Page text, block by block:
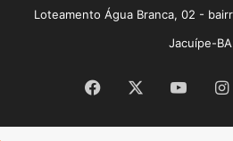
Loteamento Água Branca, 02 -
Jacuípe-BA
Facebook